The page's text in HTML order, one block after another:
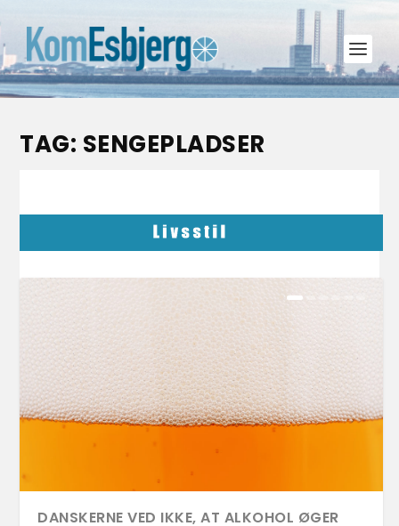
TAG: SENGEPLADSER
DANSKERNE VED IKKE, AT ALKOHOL ØGER